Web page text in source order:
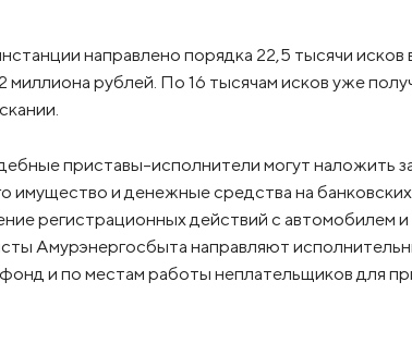
направлено порядка 22,5 тысячи
рублей. По 16 тысячам исков уже
приставы-исполнители могут наложить
имущество и денежные средства на
регистрационных действий с автомобилем
Амурэнергосбыта направляют
и по местам работы неплательщиков для